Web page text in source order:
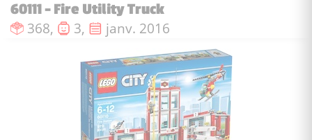
60111 - Fire Utility Truck
Nombre de pièces :
368, Nombre de figurines :
3, Date de sortie :
janv. 2016